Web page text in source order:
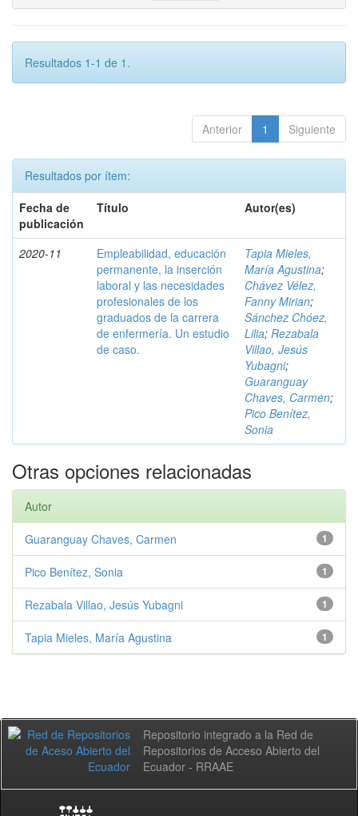
Resultados 1-1 de 1.
Anterior 1 Siguiente
Resultados por ítem:
Fecha de
publicación
Título Autor(es)
2020-11
Empleabilidad, educación
permanente, la inserción
laboral y las necesidades
profesionales de los
graduados de la carrera
de enfermería. Un estudio
de caso.
Tapia Mieles,
María Agustina;
Chávez Vélez,
Fanny Mirian;
Sánchez Chóez,
Lilia; Rezabala
Villao, Jesús
Yubagni;
Guaranguay
Chaves, Carmen;
Pico Benítez,
Sonia
Otras opciones relacionadas
Autor
1
Guaranguay Chaves, Carmen
1
Pico Benítez, Sonia
1
Rezabala Villao, Jesús Yubagni
1
Tapia Mieles, María Agustina
Repositorio integrado a la Red de
Repositorios de Acceso Abierto del
Ecuador - RRAAE